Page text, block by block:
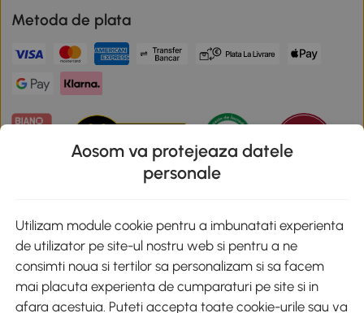
Metoda de plata
Descarca aplicatia Aosom
Google Play
Aosom va protejeaza datele
personale
Utilizam module cookie pentru a imbunatati experienta
de utilizator pe site-ul nostru web si pentru a ne
consimti noua si tertilor sa personalizam si sa facem
mai placuta experienta de cumparaturi pe site si in
afara acestuia. Puteti accepta toate cookie-urile sau va